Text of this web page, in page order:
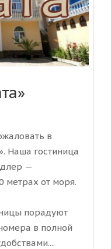
в
Наша гостиница
—
метрах от моря.
порадуют
в полной